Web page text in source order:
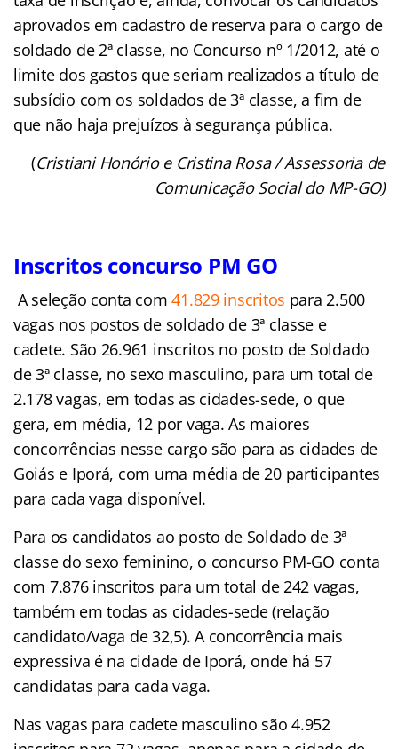
aprovados em cadastro de reserva para o cargo de
soldado de 2ª classe, no Concurso nº 1/2012, até o
limite dos gastos que seriam realizados a título de
subsídio com os soldados de 3ª classe, a fim de
que não haja prejuízos à segurança pública.
(Cristiani Honório e Cristina Rosa / Assessoria de
Comunicação Social do MP-GO)
Inscritos concurso PM GO
A seleção conta com41.829 inscritos para 2.500
vagas nos postos de soldado de 3ª classe e
cadete. São 26.961 inscritos no posto de Soldado
de 3ª classe, no sexo masculino, para um total de
2.178 vagas, em todas as cidades-sede, o que
gera, em média, 12 por vaga. As maiores
concorrências nesse cargo são para as cidades de
Goiás e Iporá, com uma média de 20 participantes
para cada vaga disponível.
Para os candidatos ao posto de Soldado de 3ª
classe do sexo feminino, o concurso PM-GO conta
com 7.876 inscritos para um total de 242 vagas,
também em todas as cidades-sede (relação
candidato/vaga de 32,5). A concorrência mais
expressiva é na cidade de Iporá, onde há 57
candidatas para cada vaga.
Nas vagas para cadete masculino são 4.952